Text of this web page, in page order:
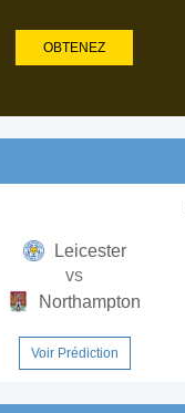
OBTENEZ
Leicester
vs
Northampton
Voir Prédiction